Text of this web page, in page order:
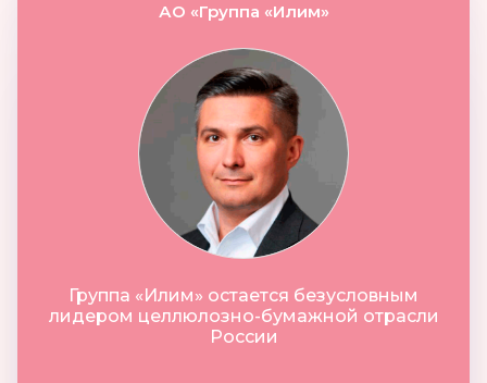
АО «Группа «Илим»
Группа «Илим» остается безусловным
лидером целлюлозно-бумажной отрасли
России